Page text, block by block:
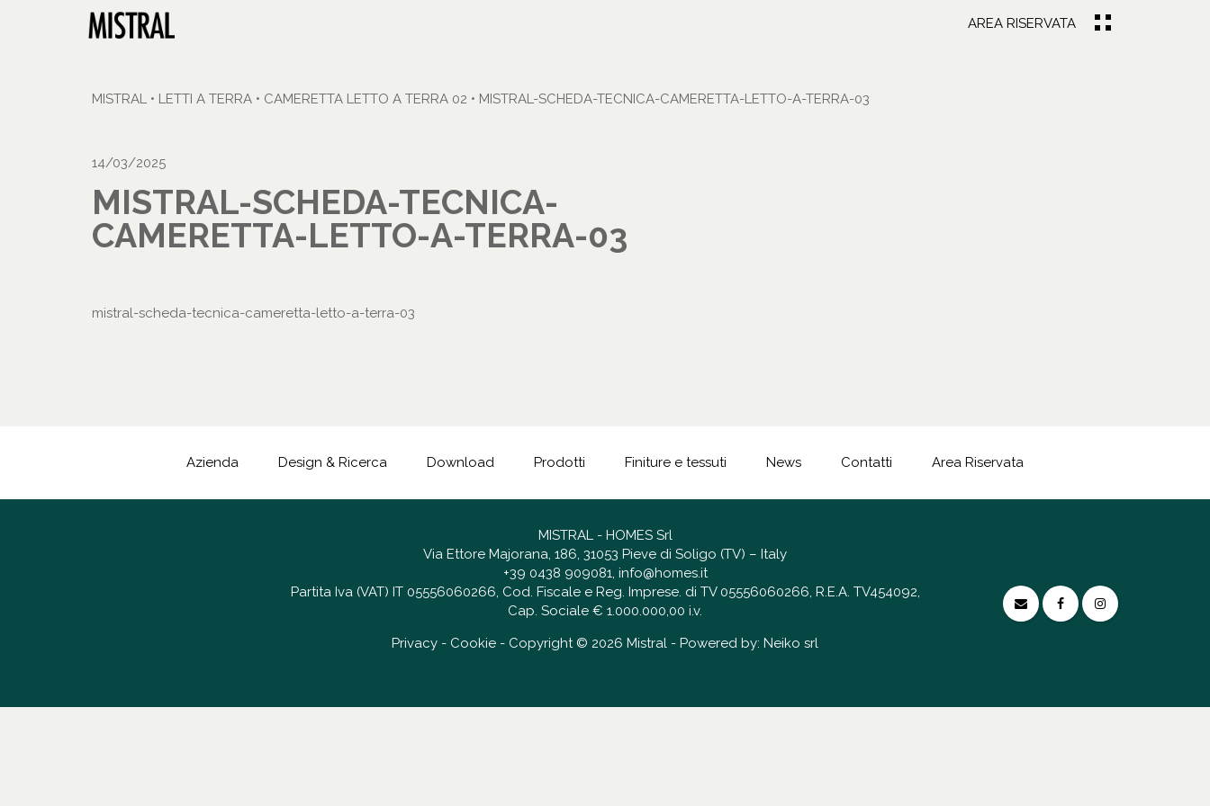
AREA RISERVATA
MISTRAL • LETTI A TERRA • CAMERETTA LETTO A TERRA 02 • MISTRAL-SCHEDA-TECNICA-CAMERETTA-LETTO-A-TERRA-03
14/03/2025
MISTRAL-SCHEDA-TECNICA-
CAMERETTA-LETTO-A-TERRA-03
mistral-scheda-tecnica-cameretta-letto-a-terra-03
Azienda Design & Ricerca Download Prodotti Finiture e tessuti News Contatti Area Riservata
MISTRAL - HOMES Srl
Via Ettore Majorana, 186, 31053 Pieve di Soligo (TV) – Italy
+39 0438 909081, info@homes.it
Partita Iva (VAT) IT 05556060266, Cod. Fiscale e Reg. Imprese. di TV 05556060266, R.E.A. TV454092,
Cap. Sociale € 1.000.000,00 i.v.
Privacy - Cookie - Copyright © 2026 Mistral - Powered by: Neiko srl